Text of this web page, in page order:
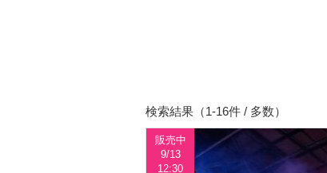
検索結果（1-16件 / 多数）
販売中
9/13
12:30